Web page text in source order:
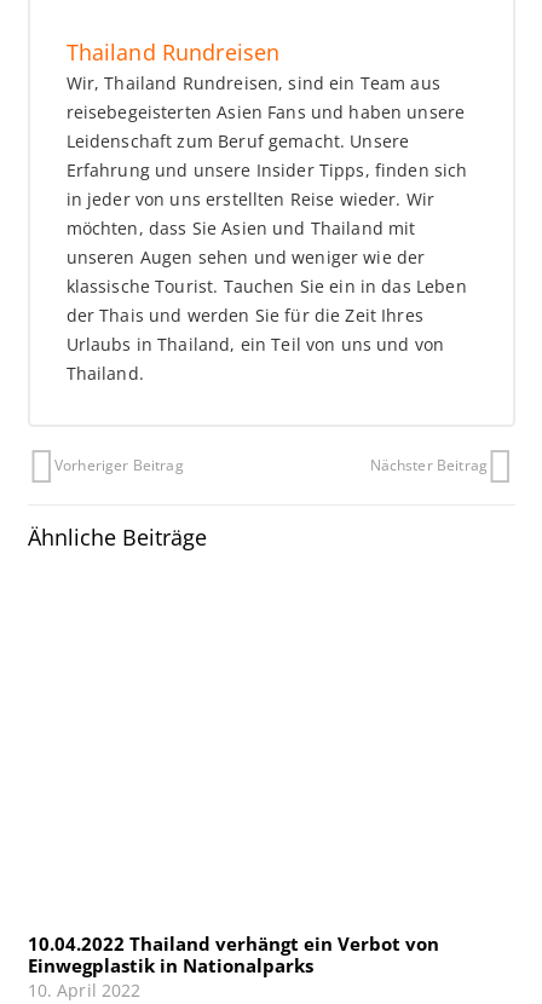
Thailand Rundreisen
Wir, Thailand Rundreisen, sind ein Team aus
reisebegeisterten Asien Fans und haben unsere
Leidenschaft zum Beruf gemacht. Unsere
Erfahrung und unsere Insider Tipps, finden sich
in jeder von uns erstellten Reise wieder. Wir
möchten, dass Sie Asien und Thailand mit
unseren Augen sehen und weniger wie der
klassische Tourist. Tauchen Sie ein in das Leben
der Thais und werden Sie für die Zeit Ihres
Urlaubs in Thailand, ein Teil von uns und von
Thailand.
Vorheriger Beitrag Nächster Beitrag
Ähnliche Beiträge
10.04.2022 Thailand verhängt ein Verbot von
Einwegplastik in Nationalparks
10. April 2022